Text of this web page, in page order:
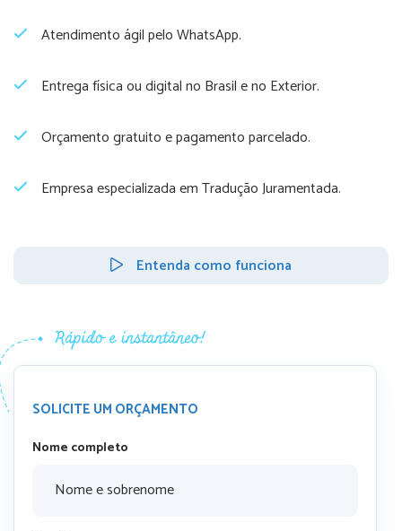
Atendimento ágil pelo WhatsApp.
Entrega física ou digital no Brasil e no Exterior.
Orçamento gratuito e pagamento parcelado.
Empresa especializada em Tradução Juramentada.
Entenda como funciona
SOLICITE UM ORÇAMENTO
Nome completo